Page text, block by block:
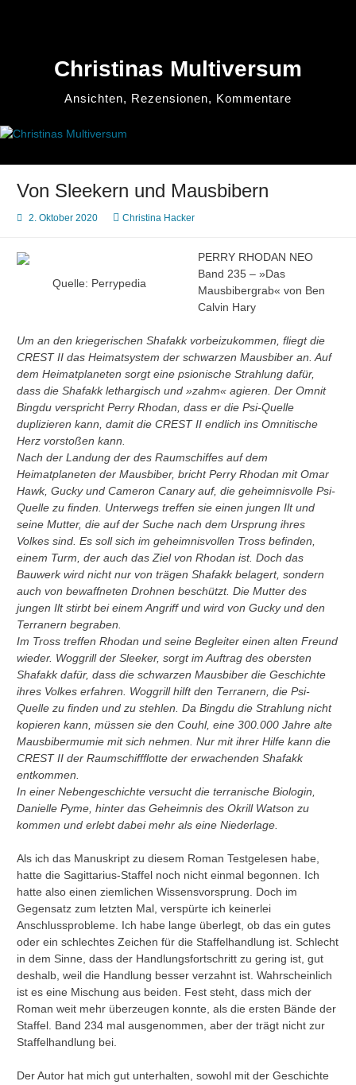
Christinas Multiversum
Ansichten, Rezensionen, Kommentare
Von Sleekern und Mausbibern
2. Oktober 2020 Christina Hacker
Quelle: Perrypedia
PERRY RHODAN NEO
Band 235 – »Das
Mausbibergrab« von Ben
Calvin Hary
Um an den kriegerischen Shafakk vorbeizukommen, fliegt die
CREST II das Heimatsystem der schwarzen Mausbiber an. Auf
dem Heimatplaneten sorgt eine psionische Strahlung dafür,
dass die Shafakk lethargisch und »zahm« agieren. Der Omnit
Bingdu verspricht Perry Rhodan, dass er die Psi-Quelle
duplizieren kann, damit die CREST II endlich ins Omnitische
Herz vorstoßen kann.
Nach der Landung der des Raumschiffes auf dem
Heimatplaneten der Mausbiber, bricht Perry Rhodan mit Omar
Hawk, Gucky und Cameron Canary auf, die geheimnisvolle Psi-
Quelle zu finden. Unterwegs treffen sie einen jungen Ilt und
seine Mutter, die auf der Suche nach dem Ursprung ihres
Volkes sind. Es soll sich im geheimnisvollen Tross befinden,
einem Turm, der auch das Ziel von Rhodan ist. Doch das
Bauwerk wird nicht nur von trägen Shafakk belagert, sondern
auch von bewaffneten Drohnen beschützt. Die Mutter des
jungen Ilt stirbt bei einem Angriff und wird von Gucky und den
Terranern begraben.
Im Tross treffen Rhodan und seine Begleiter einen alten Freund
wieder. Woggrill der Sleeker, sorgt im Auftrag des obersten
Shafakk dafür, dass die schwarzen Mausbiber die Geschichte
ihres Volkes erfahren. Woggrill hilft den Terranern, die Psi-
Quelle zu finden und zu stehlen. Da Bingdu die Strahlung nicht
kopieren kann, müssen sie den Couhl, eine 300.000 Jahre alte
Mausbibermumie mit sich nehmen. Nur mit ihrer Hilfe kann die
CREST II der Raumschiffflotte der erwachenden Shafakk
entkommen.
In einer Nebengeschichte versucht die terranische Biologin,
Danielle Pyme, hinter das Geheimnis des Okrill Watson zu
kommen und erlebt dabei mehr als eine Niederlage.
Als ich das Manuskript zu diesem Roman Testgelesen habe,
hatte die Sagittarius-Staffel noch nicht einmal begonnen. Ich
hatte also einen ziemlichen Wissensvorsprung. Doch im
Gegensatz zum letzten Mal, verspürte ich keinerlei
Anschlussprobleme. Ich habe lange überlegt, ob das ein gutes
oder ein schlechtes Zeichen für die Staffelhandlung ist. Schlecht
in dem Sinne, dass der Handlungsfortschritt zu gering ist, gut
deshalb, weil die Handlung besser verzahnt ist. Wahrscheinlich
ist es eine Mischung aus beiden. Fest steht, dass mich der
Roman weit mehr überzeugen konnte, als die ersten Bände der
Staffel. Band 234 mal ausgenommen, aber der trägt nicht zur
Staffelhandlung bei.
Der Autor hat mich gut unterhalten, sowohl mit der Geschichte